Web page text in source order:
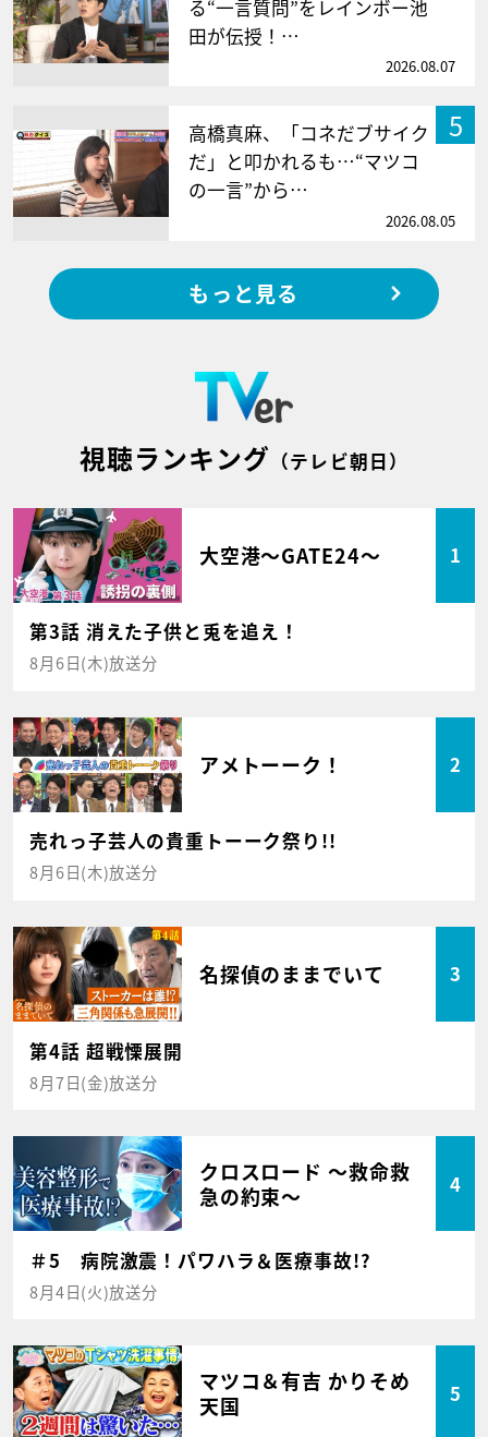
る“一言質問”をレインボー池
田が伝授！…
2026.08.07
5
高橋真麻、「コネだブサイク
だ」と叩かれるも…“マツコ
の一言”から…
2026.08.05
もっと見る
視聴ランキング （テレビ朝日）
大空港～GATE24～ 1
第3話 消えた子供と兎を追え！
8月6日(木)放送分
アメトーーク！ 2
売れっ子芸人の貴重トーーク祭り!!
8月6日(木)放送分
名探偵のままでいて 3
第4話 超戦慄展開
8月7日(金)放送分
クロスロード ～救命救
急の約束～
4
＃5 病院激震！パワハラ＆医療事故!?
8月4日(火)放送分
マツコ＆有吉 かりそめ
天国
5